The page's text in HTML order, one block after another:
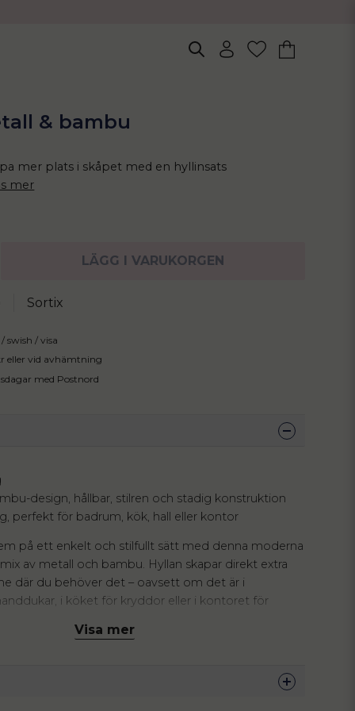
& bambu
mer plats i skåpet med en hyllinsats
mer
LÄGG I VARUKORGEN
Sortix
swish / visa
eller vid avhämtning
med Postnord
design, hållbar, stilren och stadig konstruktion
perfekt för badrum, kök, hall eller kontor
på ett enkelt och stilfullt sätt med denna moderna
av metall och bambu. Hyllan skapar direkt extra
där du behöver det – oavsett om det är i
i köket för kryddor eller i kontoret för
verktyg och tidskrävande montering. De två
andra känsliga föremål. En praktisk och dekorativ
hela hemmet.
Visa mer